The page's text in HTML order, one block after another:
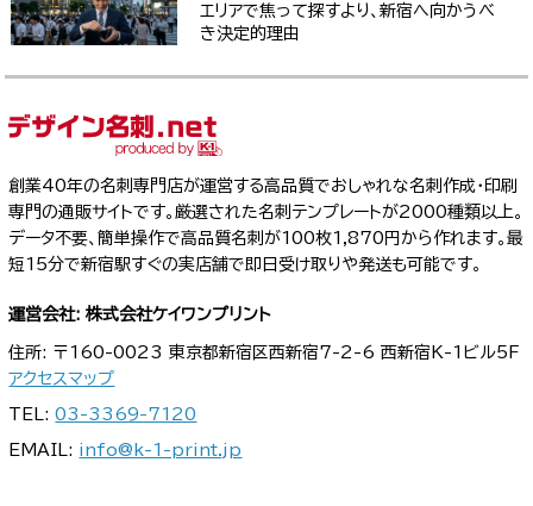
エリアで焦って探すより、新宿へ向かうべ
き決定的理由
創業40年の名刺専門店が運営する高品質でおしゃれな名刺作成・印刷
専門の通販サイトです。厳選された名刺テンプレートが2000種類以上。
データ不要、簡単操作で高品質名刺が100枚1,870円から作れます。最
短15分で新宿駅すぐの実店舗で即日受け取りや発送も可能です。
運営会社: 株式会社ケイワンプリント
住所: 〒160-0023 東京都新宿区西新宿7-2-6 西新宿K-1ビル5F
アクセスマップ
TEL:03-3369-7120
EMAIL: info@k-1-print.jp